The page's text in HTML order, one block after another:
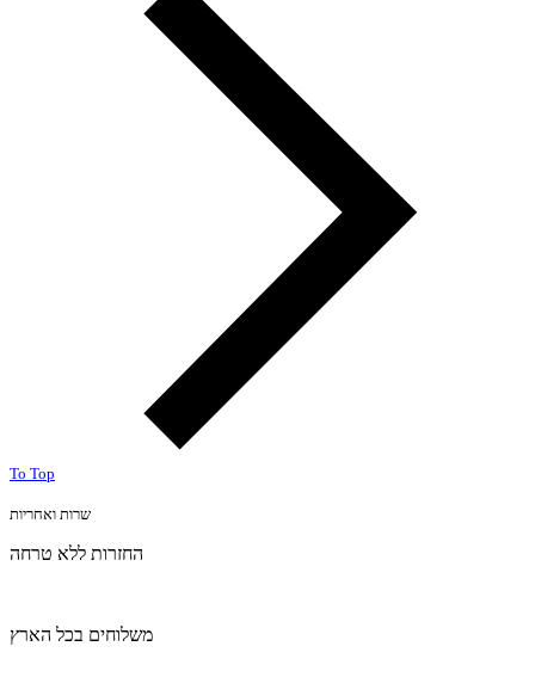
To Top
שרות ואחריות
החזרות ללא טרחה
משלוחים בכל הארץ